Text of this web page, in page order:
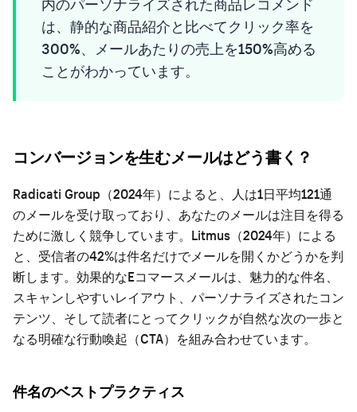
は、静的な商品紹介と比べてクリック率を
300%、メールあたりの売上を150%高める
ことがわかっています。
コンバージョンを生むメールはどう書く？
Radicati Group（2024年）によると、人は1日平均121通
のメールを受け取っており、あなたのメールは注目を得る
ために激しく競争しています。Litmus（2024年）による
と、受信者の42%は件名だけでメールを開くかどうかを判
断します。効果的なEコマースメールは、魅力的な件名、
スキャンしやすいレイアウト、パーソナライズされたコン
テンツ、そして読者にとってクリックが自然な次の一歩と
なる明確な行動喚起（CTA）を組み合わせています。
件名のベストプラクティス